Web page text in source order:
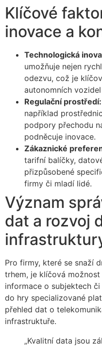
Klíčové
inovace a
Technologická
umožňuje nejen
odezvu, což je
autonomních
Regulační prostředí:
například
podpory přechodu
podněcuje inovace.
Zákaznické
tarifní balíčky,
přizpůsobené
firmy či mladí lidé.
Význam
dat a rozvoj
Pro firmy, které se snaží
trhem, je klíčová
informace o subjektech
do hry specializované
přehled dat o
infrastruktuře.
„Kvalitní data jsou